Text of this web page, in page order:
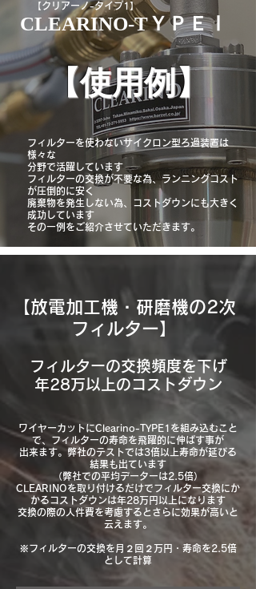
​【クリアーノ-タイプ1】
​CLEARINO-TＹＰＥⅠ
​【使用例】
フィルターを使わないサイクロン型ろ過装置は
様々な
分野で活躍しています
フィルターの交換が不要な為、ランニングコスト
が圧倒的に安く
廃棄物を発生しない為、コストダウンにも大きく
成功しています
​その一例をご紹介させていただきます。
【放電加工機・研磨機の2次
フィルター】
フィルターの交換頻度を下げ
年28万以上のコストダウン
ワイヤーカットにClearino-TYPE1を組み込むこと
で、フィルターの寿命を飛躍的に伸ばす事が
出来ます。弊社のテストでは3倍以上寿命が延びる
結果も出ています
（弊社での平均データーは2.5倍）
CLEARINOを取り付けるだけでフィルター交換にか
かるコストダウンは年28万円以上になります
交換の際の人件費を考慮するとさらに効果が高いと
云えます。
※フィルターの交換を月２回２万円・寿命を2.5倍
として計算